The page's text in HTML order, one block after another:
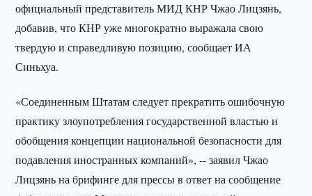
официальный представитель МИД КНР Чжао Лицзянь,
добавив, что КНР уже многократно выражала свою
твердую и справедливую позицию, сообщает ИА
Синьхуа.
«Соединенным Штатам следует прекратить ошибочную
практику злоупотребления государственной властью и
обобщения концепции национальной безопасности для
подавления иностранных компаний», -- заявил Чжао
Лицзянь на брифинге для прессы в ответ на сообщение